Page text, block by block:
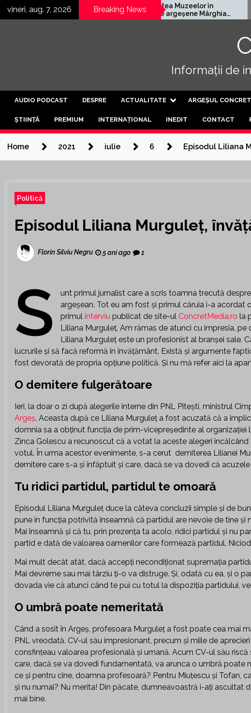
Skipvineri, aug. 7, 2026 Breaking News
a treia
de
Noaptea Muzeelor în
satele argeșene Mârghia
de Jos și Mârghia de Sus
Informații de
AUDIO PODCAST DESPRE ACTUALITATE ARGEȘUL CONCRET
ȘTIINȚĂ PREMIUM INTERNAȚIONAL INEDIT CONTACT
Home 2021 iulie 6 Episodul Liliana
Politică
Episodul Liliana Murguleț,
Florin Silviu Negru 5 ani ago 1
S
unt primul jurnalist care a scris toamna trecută
argeșean. Tot eu am fost și primul căruia i-a acordat
primulinterviu publicat de site-ul ConcretMedia.ro la
Liliana Murguleț. Am rămas de atunci cu impresia,
Liliana Murguleț este un profesionist al branșei sale.
lucrurile și să facă reformă în învățământ. Există și argumente
fost devorată de propria opțiune politică. Și nu mă refer aici la
O demitere fulgerătoare
Ieri, la doar o zi după alegerile interne din PNL Pitești, ministrul
Argeș. Aceasta după ce Liliana Murguleț a fost acuzată că a
domnia sa a obținut funcția de prim-vicepreședinte al organizației
Zinca Golescu a recunoscut că a votat la aceste alegeri
votul. În urma acestor evenimente, s-a cerut demiterea Lilianei
demitere care s-a și înfăptuit și care, dacă se va dovedi că
Tu ridici partidul, partidul te omoară
Episodul Liliana Murguleț duce la câteva concluzii simple și de
pune în funcția potrivită înseamnă că partidul are nevoie de tine și
Mai înseamnă și că tu, prin prezența ta acolo, ridici partidul și nu
partid e dată de valoarea oamenilor care formează partidul.
Mai mult decât atât, dacă accepți necondiționat supremația
Mai devreme sau mai târziu ți-o va distruge. Și, odată cu ea, și o
dovada vie că atunci când te pui cu totul la dispoziția partidului,
O umbră poate nemeritată
Când a sosit în Argeș, profesoara Murguleț a fost poate cea mai
PNL vreodată. CV-ul său impresionant, precum și miile de
consfințeau valoarea profesională și umană. Acum CV-ul său
care, dacă se va dovedi fundamentată, va arunca o umbră poate
ce și pentru cine, doamna profesoară? Pentru Miuțescu și Tofan,
și nu numai? Nu merita! Din păcate, dumneavoastră i-ați ascultat
mai bine.